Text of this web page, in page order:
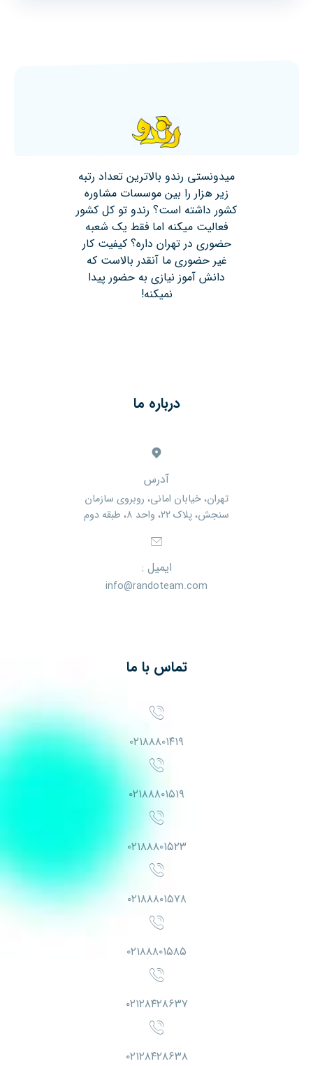
میدونستی رندو بالاترین تعداد رتبه
زیر هزار را بین موسسات مشاوره
کشور داشته است؟ رندو تو کل کشور
فعالیت میکنه اما فقط یک شعبه
حضوری در تهران داره؟ کیفیت کار
غیر حضوری ما آنقدر بالاست که
دانش آموز نیازی به حضور پیدا
نمیکنه!
درباره ما
آدرس
تهران، خیابان امانی، روبروی سازمان
سنجش، پلاک ۲۲، واحد ۸، طبقه دوم
ایمیل :
info@randoteam.com
تماس با ما
۰۲۱۸۸۸۰۱۴۱۹
۰۲۱۸۸۸۰۱۵۱۹
۰۲۱۸۸۸۰۱۵۲۳
۰۲۱۸۸۸۰۱۵۷۸
۰۲۱۸۸۸۰۱۵۸۵
۰۲۱۲۸۴۲۸۶۳۷
۰۲۱۲۸۴۲۸۶۳۸